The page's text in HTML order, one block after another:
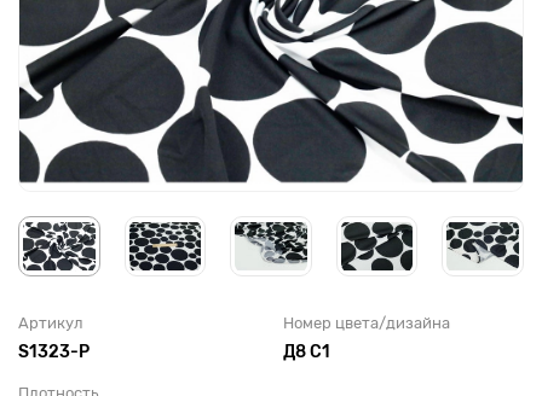
Артикул
S1323-P
Номер цвета/дизайна
Д8 С1